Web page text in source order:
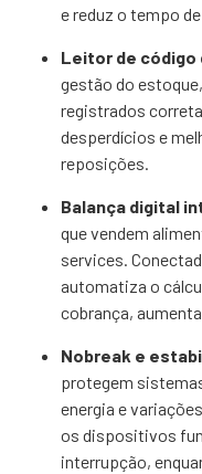
e reduz o tempo
Leitor de código
gestão do
registrados
desperdícios e
reposições.
Balança digital
que vendem
services.
automatiza o
cobrança,
Nobreak e
protegem
energia e
os dispositivos
interrupção,